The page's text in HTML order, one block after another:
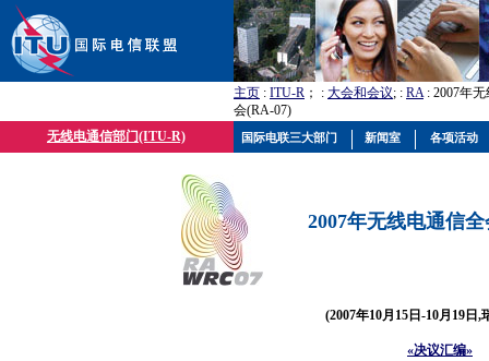
主页 : ITU-R ； : 大会和会议; : RA: 2007年
会(RA-07)
无线电通信部门(ITU-R)
2007年无线电通信
(2007年10月15日-10月19日,
«决议汇编»
国际电联三大部门 新闻室 各项活动